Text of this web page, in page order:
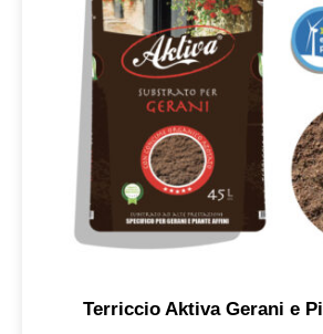
Terriccio Aktiva Gerani e